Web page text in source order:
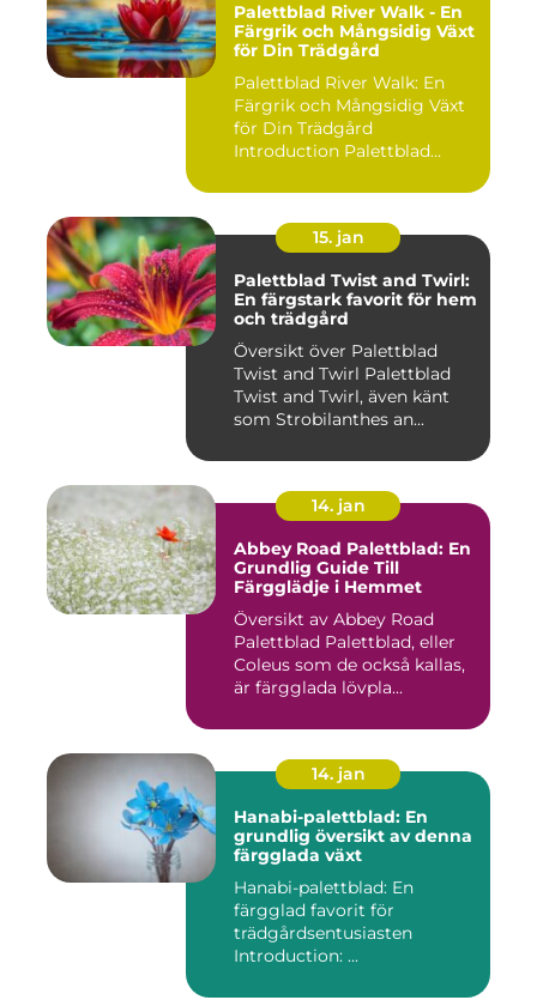
Palettblad River Walk - En
Färgrik och Mångsidig Växt
för Din Trädgård
Palettblad River Walk: En
Färgrik och Mångsidig Växt
för Din Trädgård
Introduction Palettblad
15. jan
Palettblad Twist and Twirl:
En färgstark favorit för hem
och trädgård
Översikt över Palettblad
Twist and Twirl Palettblad
Twist and Twirl, även känt
som Strobilanthes an...
14. jan
Abbey Road Palettblad: En
Grundlig Guide Till
Färgglädje i Hemmet
Översikt av Abbey Road
Palettblad Palettblad, eller
Coleus som de också kallas,
är färgglada lövpla...
14. jan
Hanabi-palettblad: En
grundlig översikt av denna
färgglada växt
Hanabi-palettblad: En
färgglad favorit för
trädgårdsentusiasten
Introduction: ...